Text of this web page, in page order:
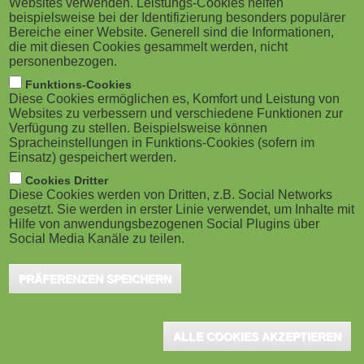
M
o
b
i
l
e
)
g
a
o
n
Anwender ihr persönliches Videostudio
direkt auf den Desktop: Installieren, Kamera und Mikro
einschalten - los geht's! Attraktive und interaktive
Lernvideos zu erstellen, war noch nie so einfach.
Informationen und Demonstrationen können sich
Interessenten in Köln, Zürich, Frankfurt a.M., Hamburg
und München im Monat Juni auch vor Ort abholen.
Mithilfe des Adobe Presenter Video Express zeichnet sich der
Nutzer selbst in Kombination mit seinem Bildschirm
der Lerninhalt. Für all das werden kein Studio-Equipment, Blue-
Bearbeiten von interaktiven Videos in HD. Insbesondere dort, wo
Websites verwenden. Leistungs-Cookies helfen
beispielsweise bei der Identifizierung besonders populärer
Bereiche einer Website. Generell sind die Informationen,
die mit diesen Cookies gesammelt werden, nicht
personenbezogen.
Funktions-Cookies
Diese Cookies ermöglichen es, Komfort und Leistung von
Websites zu verbessern und verschiedene Funktionen zur
Verfügung zu stellen. Beispielsweise können
Spracheinstellungen in Funktions-Cookies (sofern im
Einsatz) gespeichert werden.
Cookies Dritter
Diese Cookies werden von Dritten, z.B. Social Networks
gesetzt. Sie werden in erster Linie verwendet, um Inhalte mit
Hilfe von anwendungsbezogenen Social Plugins über
Social Media Kanäle zu teilen.
PRÄFERENZEN SPEICHERN
ALLE COOKIES AKZEPTIEREN